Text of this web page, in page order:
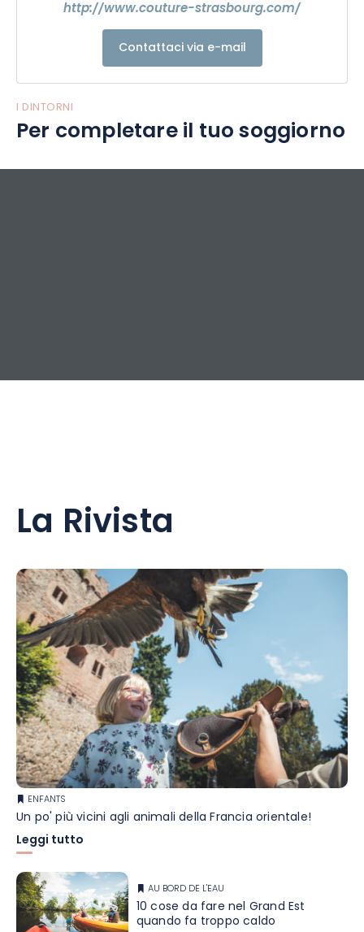
http://www.couture-strasbourg.com/
Contattaci via e-mail
I DINTORNI
Per completare il tuo soggiorno
La Rivista
ENFANTS
Un po' più vicini agli animali della Francia orientale!
Leggi tutto
AU BORD DE L'EAU
10 cose da fare nel Grand Est
quando fa troppo caldo